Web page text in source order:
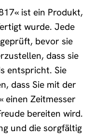
ist ein Produkt,
wurde. Jede
bevor sie
dass sie
entspricht. Sie
dass Sie mit der
einen Zeitmesser
bereiten wird.
und die sorgfältig